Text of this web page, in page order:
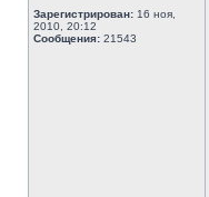
Зарегистрирован: 16 ноя,
2010, 20:12
Сообщения: 21543